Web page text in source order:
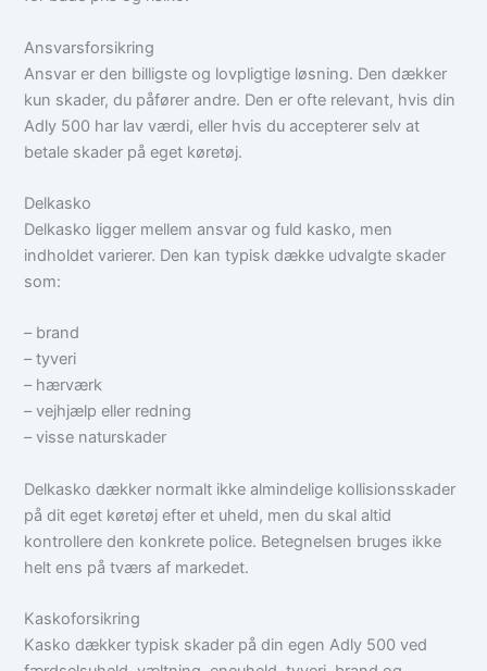
Ansvarsforsikring
Ansvar er den billigste og lovpligtige løsning. Den dækker
kun skader, du påfører andre. Den er ofte relevant, hvis din
Adly 500 har lav værdi, eller hvis du accepterer selv at
betale skader på eget køretøj.
Delkasko
Delkasko ligger mellem ansvar og fuld kasko, men
indholdet varierer. Den kan typisk dække udvalgte skader
som:
– brand
– tyveri
– hærværk
– vejhjælp eller redning
– visse naturskader
Delkasko dækker normalt ikke almindelige kollisionsskader
på dit eget køretøj efter et uheld, men du skal altid
kontrollere den konkrete police. Betegnelsen bruges ikke
helt ens på tværs af markedet.
Kaskoforsikring
Kasko dækker typisk skader på din egen Adly 500 ved